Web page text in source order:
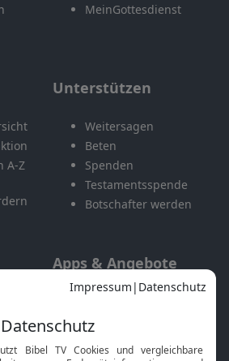
MeinGottesdienst
A-Z
Unterstützen
Weitersagen
Beten
Spenden
Testamentsspende
Botschafter werden
Apps & Angebote
Mobile App